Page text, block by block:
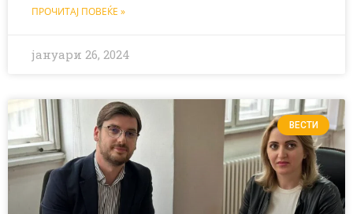
ПРОЧИТАЈ ПОВЕЌЕ »
јануари 26, 2024
ВЕСТИ